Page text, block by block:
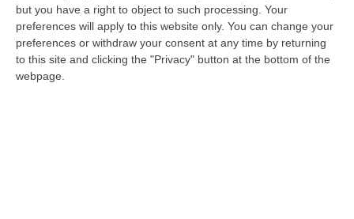
but you have a right to object to such processing. Your
preferences will apply to this website only. You can change your
preferences or withdraw your consent at any time by returning
to this site and clicking the "Privacy" button at the bottom of the
webpage.
stabile
Pubblicato il: 30/01/23 – 18:48